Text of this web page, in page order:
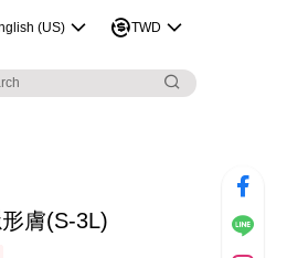
(US) TWD
膚(S-3L)